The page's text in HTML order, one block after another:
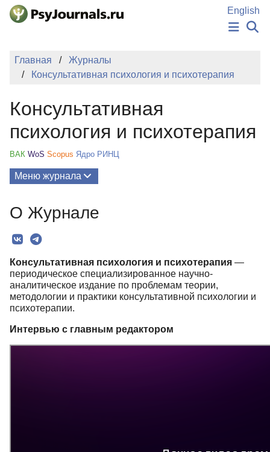
Перейти к основному содержанию
English
НОВОСТИ
БАЗА ЗНАНИЙ
Регистрация
Вход
Главная
Журналы
Консультативная психология и психотерапия
Консультативная
психология и психотерапия
ВАК WoS Scopus Ядро РИНЦ
Меню журнала
О Журнале
Миссия
Редколлегия
Редакционная политика
Индексирование
Для авторов
О Журнале
Консультативная психология и психотерапия —
периодическое специализированное научно-
аналитическое издание по проблемам теории,
методологии и практики консультативной психологии и
психотерапии.
Интервью с главным редактором